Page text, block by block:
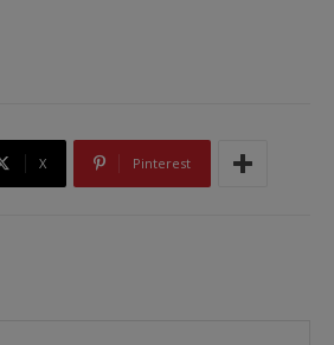
X Pinterest